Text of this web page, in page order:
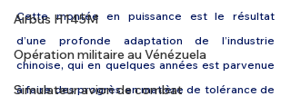
Airbus H145M
Opération militaire au Vénézuela
Simulateur avion de combat
Cette montée en puissance est le résultat
d’une profonde adaptation de l’industrie
chinoise, qui en quelques années est parvenue
à faire des progrès en matière de tolérance de